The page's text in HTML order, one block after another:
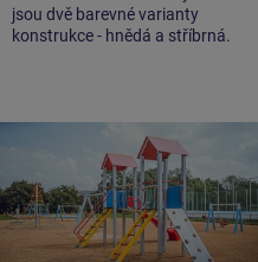
jsou dvě barevné varianty
konstrukce - hnědá a stříbrná.